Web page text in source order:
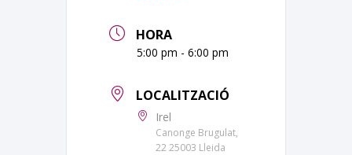
HORA
5:00 pm - 6:00 pm
LOCALITZACIÓ
Irel
Canonge Brugulat,
22 25003 Lleida